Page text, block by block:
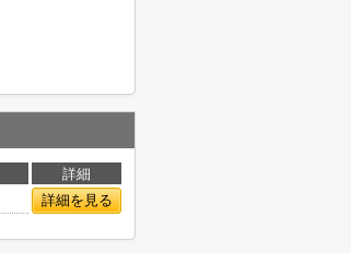
詳細
詳細を見る